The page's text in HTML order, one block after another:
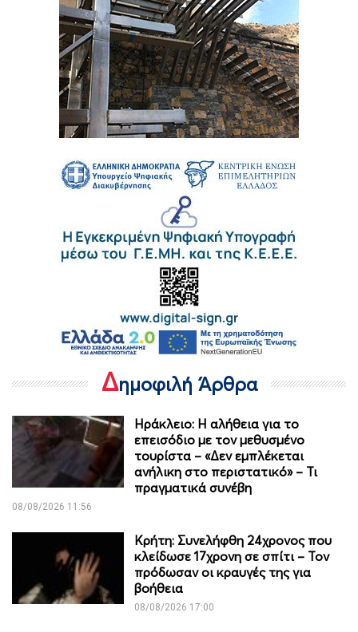
Δημοφιλή Άρθρα
Ηράκλειο: Η αλήθεια για το
επεισόδιο με τον μεθυσμένο
τουρίστα – «Δεν εμπλέκεται
ανήλικη στο περιστατικό» – Τι
πραγματικά συνέβη
08/08/2026 11:56
Κρήτη: Συνελήφθη 24χρονος που
κλείδωσε 17χρονη σε σπίτι – Τον
πρόδωσαν οι κραυγές της για
βοήθεια
08/08/2026 17:00